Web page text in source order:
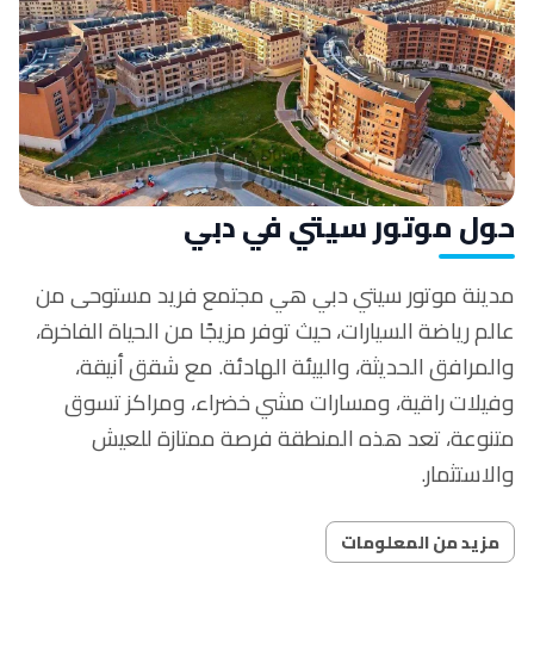
حول موتور سيتي في دبي
مدينة موتور سيتي دبي هي مجتمع فريد مستوحى من
عالم رياضة السيارات، حيث توفر مزيجًا من الحياة الفاخرة،
والمرافق الحديثة، والبيئة الهادئة. مع شقق أنيقة،
وفيلات راقية، ومسارات مشي خضراء، ومراكز تسوق
متنوعة، تعد هذه المنطقة فرصة ممتازة للعيش
والاستثمار.
مزيد من المعلومات